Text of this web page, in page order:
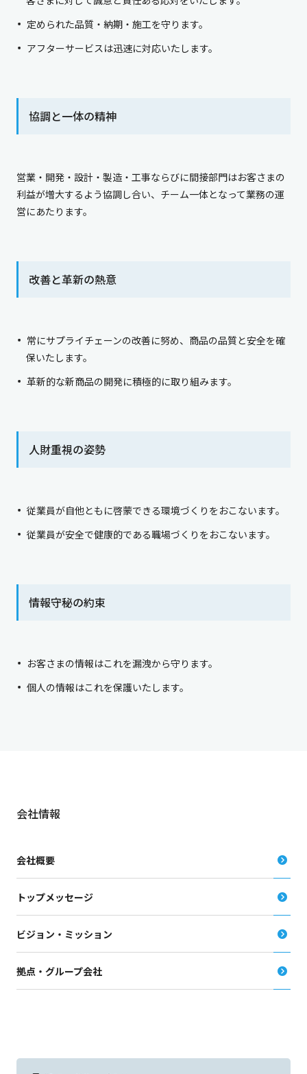
定められた品質・納期・施工を守ります。
アフターサービスは迅速に対応いたします。
協調と一体の精神
営業・開発・設計・製造・工事ならびに間接部門はお客さまの
利益が増大するよう協調し合い、チーム一体となって業務の運
営にあたります。
改善と革新の熱意
常にサプライチェーンの改善に努め、商品の品質と安全を確
保いたします。
革新的な新商品の開発に積極的に取り組みます。
人財重視の姿勢
従業員が自他ともに啓蒙できる環境づくりをおこないます。
従業員が安全で健康的である職場づくりをおこないます。
情報守秘の約束
お客さまの情報はこれを漏洩から守ります。
個人の情報はこれを保護いたします。
会社情報
会社概要
トップメッセージ
ビジョン・ミッション
拠点・グループ会社